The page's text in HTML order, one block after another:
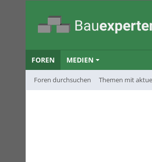
FOREN
Foren durchsuchen Themen mit
MEDIEN